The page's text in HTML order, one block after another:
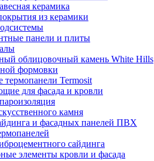
керамика
из керамики
панели и плиты
облицовочный камень White Hills
формовки
Termosit
для фасада и кровли
камня
и фасадных панелей ПВХ
сайдинга
элементы кровли и фасада